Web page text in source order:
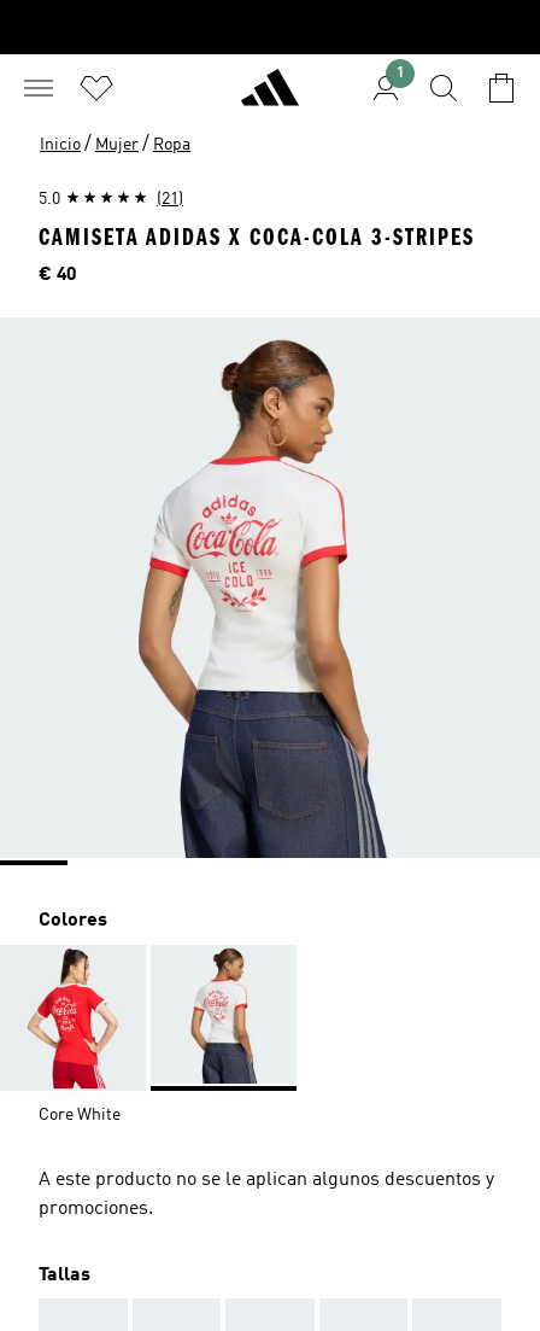
1
Inicio / Mujer / Ropa
5.0 (21)
CAMISETA ADIDAS X COCA-COLA 3-STRIPES
Precio
€ 40
Colores
Core White
A este producto no se le aplican algunos descuentos y
promociones.
Tallas